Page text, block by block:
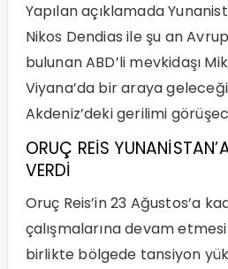
Yapılan açıklamada
Nikos Dendias ile şu an
bulunan ABD’li mevkidaşı
Viyana’da bir araya
Akdeniz’deki gerilimi
ORUÇ REİS
VERDİ
Oruç Reis’in 23 Ağustos’a
çalışmalarına devam
birlikte bölgede tansiyon